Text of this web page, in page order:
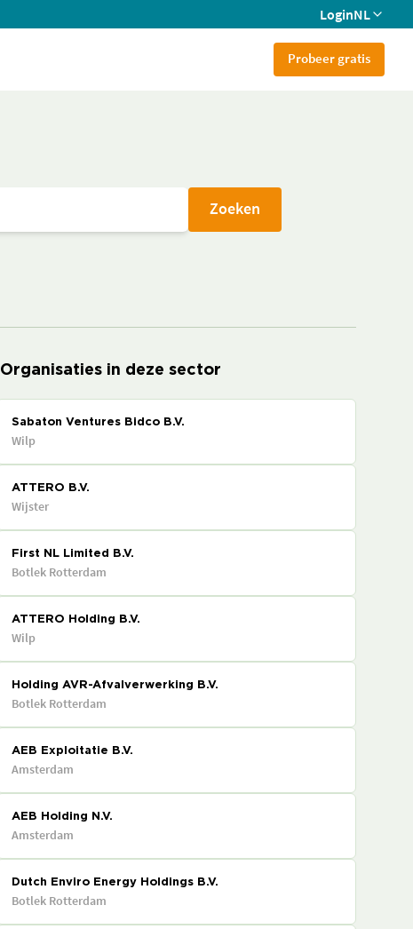
LoginNL
Probeer gratis
Zoeken
Organisaties in deze sector
Sabaton Ventures Bidco B.V.
Wilp
ATTERO B.V.
Wijster
First NL Limited B.V.
Botlek Rotterdam
ATTERO Holding B.V.
Wilp
Holding AVR-Afvalverwerking B.V.
Botlek Rotterdam
AEB Exploitatie B.V.
Amsterdam
AEB Holding N.V.
Amsterdam
Dutch Enviro Energy Holdings B.V.
Botlek Rotterdam